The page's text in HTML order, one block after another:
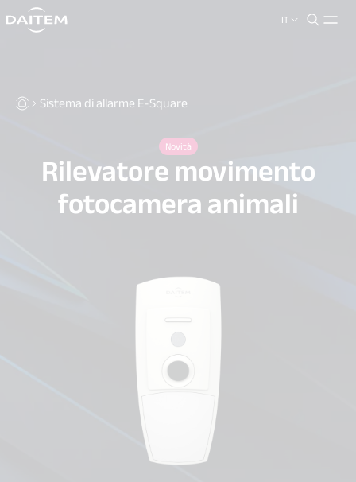
IT
search.label
Sistema di allarme E-Square
Rilevatore movimento
fotocamera animali
Novità